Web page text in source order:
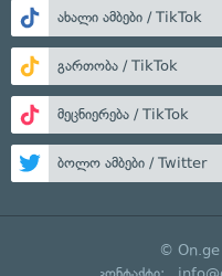
ახალი ამბები / TikTok
გართობა / TikTok
მეცნიერება / TikTok
ბოლო ამბები / Twitter
© On.ge